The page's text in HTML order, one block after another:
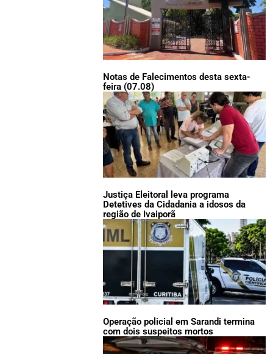
Notas de Falecimentos desta sexta-
feira (07.08)
Justiça Eleitoral leva programa
Detetives da Cidadania a idosos da
região de Ivaiporã
Operação policial em Sarandi termina
com dois suspeitos mortos